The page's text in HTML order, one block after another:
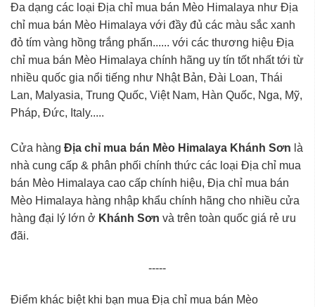
Đa dạng các loại Địa chỉ mua bán Mèo Himalaya như Địa
chỉ mua bán Mèo Himalaya với đầy đủ các màu sắc xanh
đỏ tím vàng hồng trắng phấn...... với các thương hiệu Địa
chỉ mua bán Mèo Himalaya chính hãng uy tín tốt nhất tới từ
nhiều quốc gia nổi tiếng như Nhật Bản, Đài Loan, Thái
Lan, Malyasia, Trung Quốc, Việt Nam, Hàn Quốc, Nga, Mỹ,
Pháp, Đức, Italy.....
Cửa hàng Địa chỉ mua bán Mèo Himalaya Khánh Sơn là
nhà cung cấp & phân phối chính thức các loại Địa chỉ mua
bán Mèo Himalaya cao cấp chính hiệu, Địa chỉ mua bán
Mèo Himalaya hàng nhập khẩu chính hãng cho nhiều cửa
hàng đại lý lớn ở Khánh Sơn và trên toàn quốc giá rẻ ưu
đãi.
-----
Điểm khác biệt khi bạn mua Địa chỉ mua bán Mèo